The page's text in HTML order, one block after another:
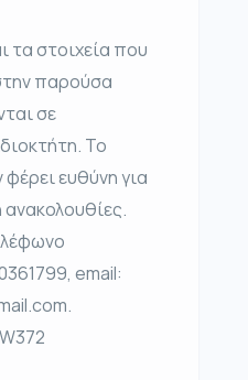
τα στοιχεία που
παρούσα
σε
Το
ευθύνη για
ανακολουθίες.
email: